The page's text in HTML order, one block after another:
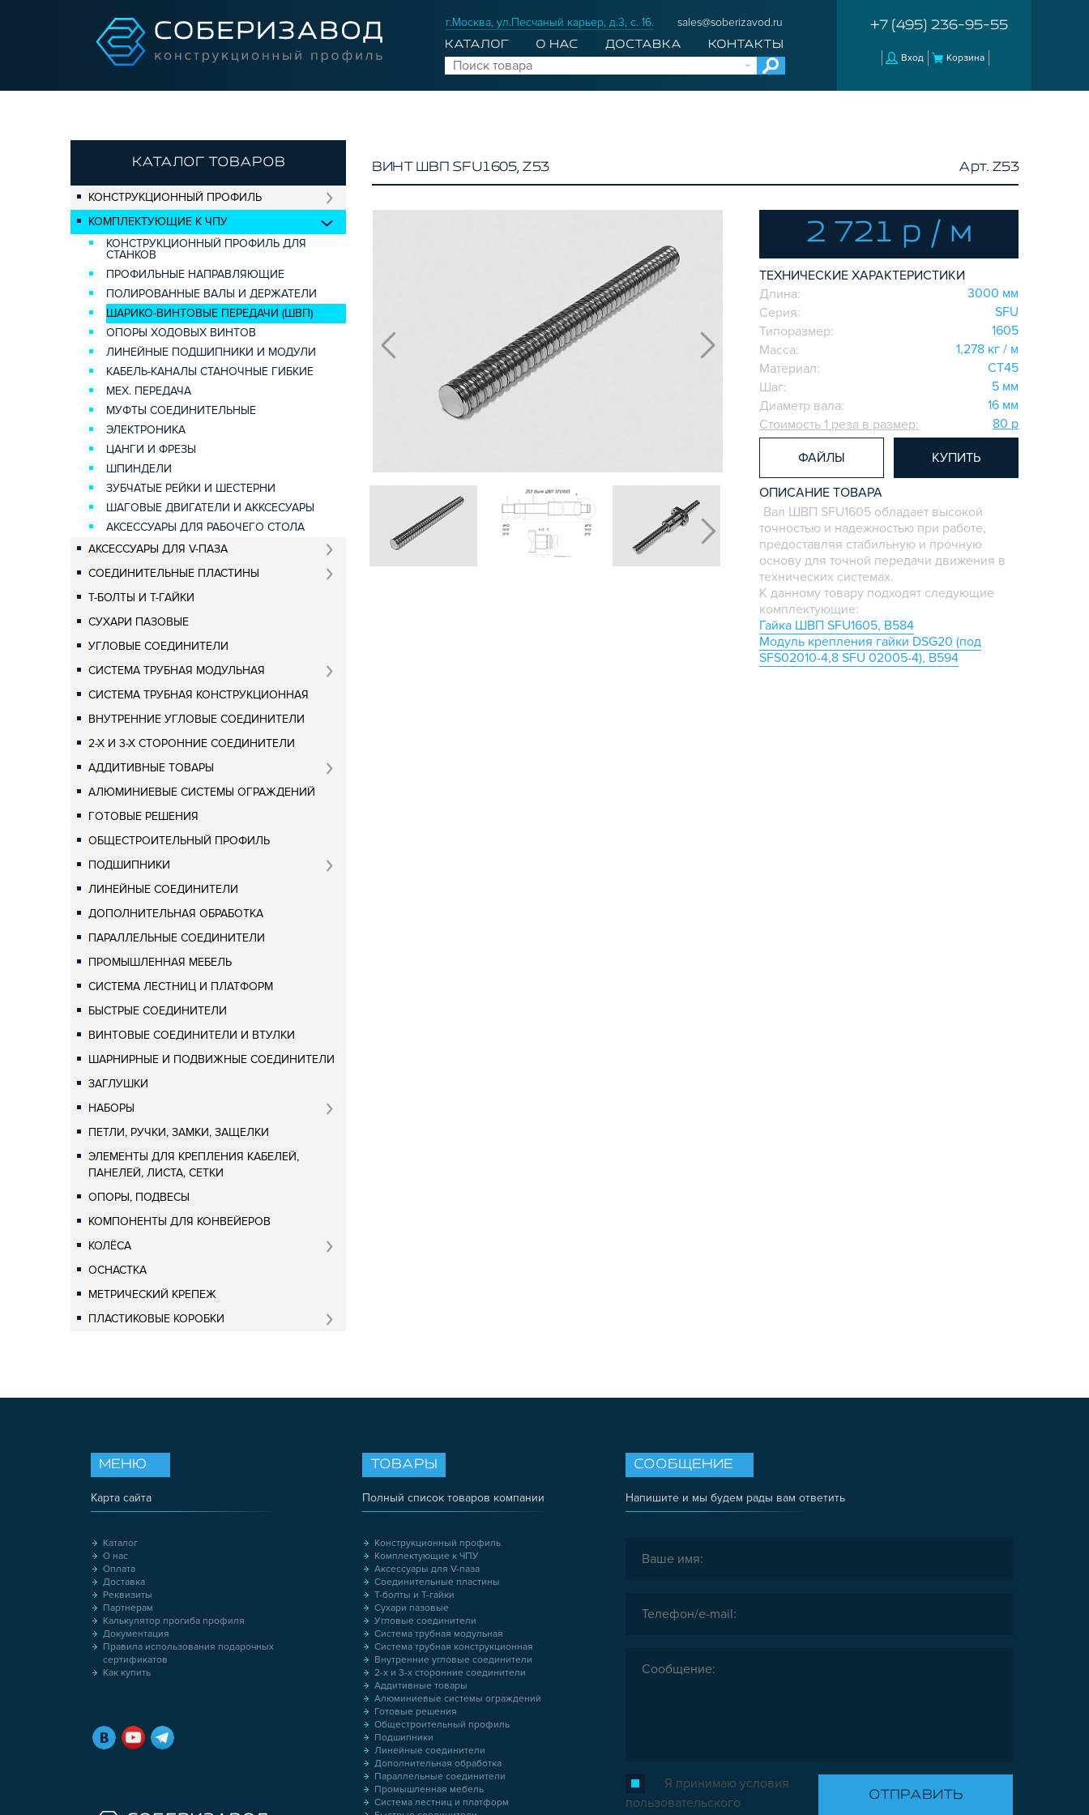
г.Москва, ул.Песчаный карьер, д.3, с. 16. sales@soberizavod.ru
КАТАЛОГ О НАС ДОСТАВКА КОНТАКТЫ
+7 (495) 236-95-55
Вход Корзина
КАТАЛОГ ТОВАРОВ
КОНСТРУКЦИОННЫЙ ПРОФИЛЬ
КОМПЛЕКТУЮЩИЕ К ЧПУ
КОНСТРУКЦИОННЫЙ ПРОФИЛЬ ДЛЯ
СТАНКОВ
ПРОФИЛЬНЫЕ НАПРАВЛЯЮЩИЕ
ПОЛИРОВАННЫЕ ВАЛЫ И ДЕРЖАТЕЛИ
ШАРИКО-ВИНТОВЫЕ ПЕРЕДАЧИ (ШВП)
ОПОРЫ ХОДОВЫХ ВИНТОВ
ЛИНЕЙНЫЕ ПОДШИПНИКИ И МОДУЛИ
КАБЕЛЬ-КАНАЛЫ СТАНОЧНЫЕ ГИБКИЕ
МЕХ. ПЕРЕДАЧА
МУФТЫ СОЕДИНИТЕЛЬНЫЕ
ЭЛЕКТРОНИКА
ЦАНГИ И ФРЕЗЫ
ШПИНДЕЛИ
ЗУБЧАТЫЕ РЕЙКИ И ШЕСТЕРНИ
ШАГОВЫЕ ДВИГАТЕЛИ И АККСЕСУАРЫ
АКСЕССУАРЫ ДЛЯ РАБОЧЕГО СТОЛА
АКСЕССУАРЫ ДЛЯ V-ПАЗА
СОЕДИНИТЕЛЬНЫЕ ПЛАСТИНЫ
Т-БОЛТЫ И Т-ГАЙКИ
СУХАРИ ПАЗОВЫЕ
УГЛОВЫЕ СОЕДИНИТЕЛИ
СИСТЕМА ТРУБНАЯ МОДУЛЬНАЯ
СИСТЕМА ТРУБНАЯ КОНСТРУКЦИОННАЯ
ВНУТРЕННИЕ УГЛОВЫЕ СОЕДИНИТЕЛИ
2-Х И 3-Х СТОРОННИЕ СОЕДИНИТЕЛИ
АДДИТИВНЫЕ ТОВАРЫ
АЛЮМИНИЕВЫЕ СИСТЕМЫ ОГРАЖДЕНИЙ
ГОТОВЫЕ РЕШЕНИЯ
ОБЩЕСТРОИТЕЛЬНЫЙ ПРОФИЛЬ
ПОДШИПНИКИ
ЛИНЕЙНЫЕ СОЕДИНИТЕЛИ
ДОПОЛНИТЕЛЬНАЯ ОБРАБОТКА
ПАРАЛЛЕЛЬНЫЕ СОЕДИНИТЕЛИ
ПРОМЫШЛЕННАЯ МЕБЕЛЬ
СИСТЕМА ЛЕСТНИЦ И ПЛАТФОРМ
БЫСТРЫЕ СОЕДИНИТЕЛИ
ВИНТОВЫЕ СОЕДИНИТЕЛИ И ВТУЛКИ
ШАРНИРНЫЕ И ПОДВИЖНЫЕ СОЕДИНИТЕЛИ
ЗАГЛУШКИ
НАБОРЫ
ПЕТЛИ, РУЧКИ, ЗАМКИ, ЗАЩЕЛКИ
ЭЛЕМЕНТЫ ДЛЯ КРЕПЛЕНИЯ КАБЕЛЕЙ,
ПАНЕЛЕЙ, ЛИСТА, СЕТКИ
ОПОРЫ, ПОДВЕСЫ
КОМПОНЕНТЫ ДЛЯ КОНВЕЙЕРОВ
КОЛЁСА
ОСНАСТКА
МЕТРИЧЕСКИЙ КРЕПЕЖ
ПЛАСТИКОВЫЕ КОРОБКИ
ВИНТ ШВП SFU1605, Z53 Арт. Z53
2 721 р / м
ТЕХНИЧЕСКИЕ ХАРАКТЕРИСТИКИ
Длина:
3000 мм
Серия:
SFU
Типоразмер:
1605
Масса:
1,278 кг / м
Материал:
СТ45
Шаг:
5 мм
Диаметр вала:
16 мм
Стоимость 1 реза в размер:
80 р
ФАЙЛЫ КУПИТЬ
ОПИСАНИЕ ТОВАРА
Вал ШВП SFU1605 обладает высокой
точностью и надежностью при работе,
предоставляя стабильную и прочную
основу для точной передачи движения в
технических системах.
К данному товару подходят следующие
комплектующие:
Гайка ШВП SFU1605, B584
Модуль крепления гайки DSG20 (под
SFS02010-4,8 SFU 02005-4), B594
СООБЩЕНИЕ
Напишите и мы будем рады вам ответить
Я принимаю условия
пользовательского
ТОВАРЫ
Полный список товаров компании
Конструкционный профиль
Комплектующие к ЧПУ
Аксессуары для V-паза
Соединительные пластины
Т-болты и Т-гайки
Сухари пазовые
Угловые соединители
Система трубная модульная
Система трубная конструкционная
Внутренние угловые соединители
2-х и 3-х сторонние соединители
Аддитивные товары
Алюминиевые системы ограждений
Готовые решения
Общестроительный профиль
Подшипники
Линейные соединители
Дополнительная обработка
Параллельные соединители
Промышленная мебель
Система лестниц и платформ
МЕНЮ
Карта сайта
Каталог
О нас
Оплата
Доставка
Реквизиты
Партнерам
Калькулятор прогиба профиля
Документация
Правила использования подарочных
сертификатов
Как купить